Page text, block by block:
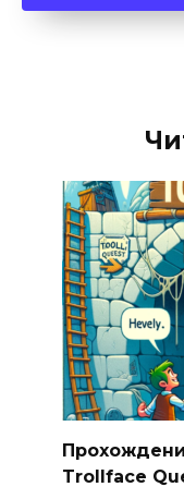
Trollface